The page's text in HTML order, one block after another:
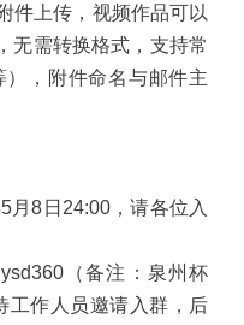
件上传，视频作品可以
无需转换格式，支持常
），附件命名与邮件主
月8日24:00，请各位入
（备注：泉州杯
工作人员邀请入群，后